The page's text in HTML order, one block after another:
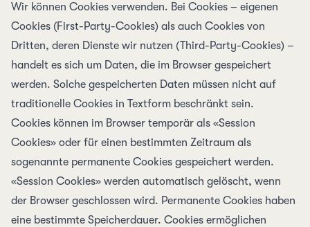
Wir können Cookies verwenden. Bei Cookies – eigenen
Cookies (First-Party-Cookies) als auch Cookies von
Dritten, deren Dienste wir nutzen (Third-Party-Cookies) –
handelt es sich um Daten, die im Browser gespeichert
werden. Solche gespeicherten Daten müssen nicht auf
traditionelle Cookies in Textform beschränkt sein.
Cookies können im Browser temporär als «Session
Cookies» oder für einen bestimmten Zeitraum als
sogenannte permanente Cookies gespeichert werden.
«Session Cookies» werden automatisch gelöscht, wenn
der Browser geschlossen wird. Permanente Cookies haben
eine bestimmte Speicher­dauer. Cookies ermöglichen